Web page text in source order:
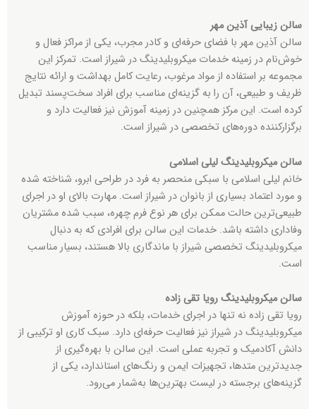
سالن زیبایی آذین مهر
سالن آذین مهر با فضای حرفه‌ای و کادر مجرب، یکی از مراکز فعال و
خوش‌نام در زمینه خدمات میکروبلیدینگ در شیراز است. تمرکز این
مجموعه بر استفاده از مواد مرغوب، رعایت کامل بهداشت و ارائه نتایج
ظریف و طبیعی، آن را به گزینه‌ای مناسب برای افراد سخت‌پسند تبدیل
کرده است. این مرکز همچنین در زمینه آموزش نیز فعالیت دارد و
برگزارکننده دوره‌های تخصصی در شیراز است.
سالن میکروبلیدینگ لیلی اسلامی
خانم لیلی اسلامی با سبکی منحصر به فرد در طراحی ابرو، شناخته شده
و مورد اعتماد بسیاری از بانوان در شیراز است. مهارت بالای او در اجرای
طبیعی‌ترین حالت ممکن برای هر نوع فرم چهره، سبب شده مشتریان
وفاداری داشته باشد. خدمات این سالن برای افرادی که به دنبال
میکروبلیدینگ تخصصی شیراز با ماندگاری بالا هستند، بسیار مناسب
است.
سالن میکروبلیدینگ رویا تقی‌ زاده
رویا تقی زاده نه تنها در اجرای خدمات، بلکه در حوزه آموزش
میکروبلیدینگ در شیراز نیز فعالیت حرفه‌ای دارد. سبک کاری او ترکیبی از
دانش آکادمیک و تجربه عملی است. این سالن با بهره‌گیری از
جدیدترین متدها، تجهیزات ایمن و رنگ‌های استاندارد، یکی از
گزینه‌های برجسته در لیست بهترین‌ها به‌شمار می‌رود.